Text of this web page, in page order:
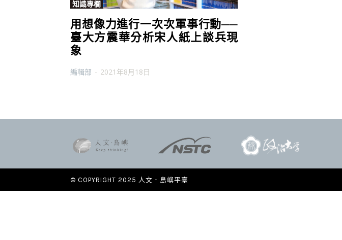
知識專欄
用想像力進行一次次軍事行動──
臺大方震華分析宋人紙上談兵現
象
編輯部 - 2021年8月18日
© COPYRIGHT 2025 人文．島嶼平臺